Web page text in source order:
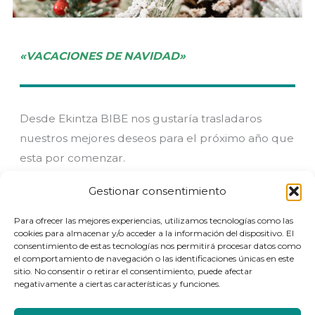
Gestionar consentimiento
Para ofrecer las mejores experiencias, utilizamos tecnologías como las
cookies para almacenar y/o acceder a la información del dispositivo. El
consentimiento de estas tecnologías nos permitirá procesar datos como
el comportamiento de navegación o las identificaciones únicas en este
sitio. No consentir o retirar el consentimiento, puede afectar
negativamente a ciertas características y funciones.
«VACACIONES DE NAVIDAD»
Desde Ekintza BIBE nos gustaría trasladaros
nuestros mejores deseos para el próximo año que
esta por comenzar.
permanecerá cerrada desde el día 26 de
diciembre hasta el 7 de enero de 2024.
¡Felices Fiestas!